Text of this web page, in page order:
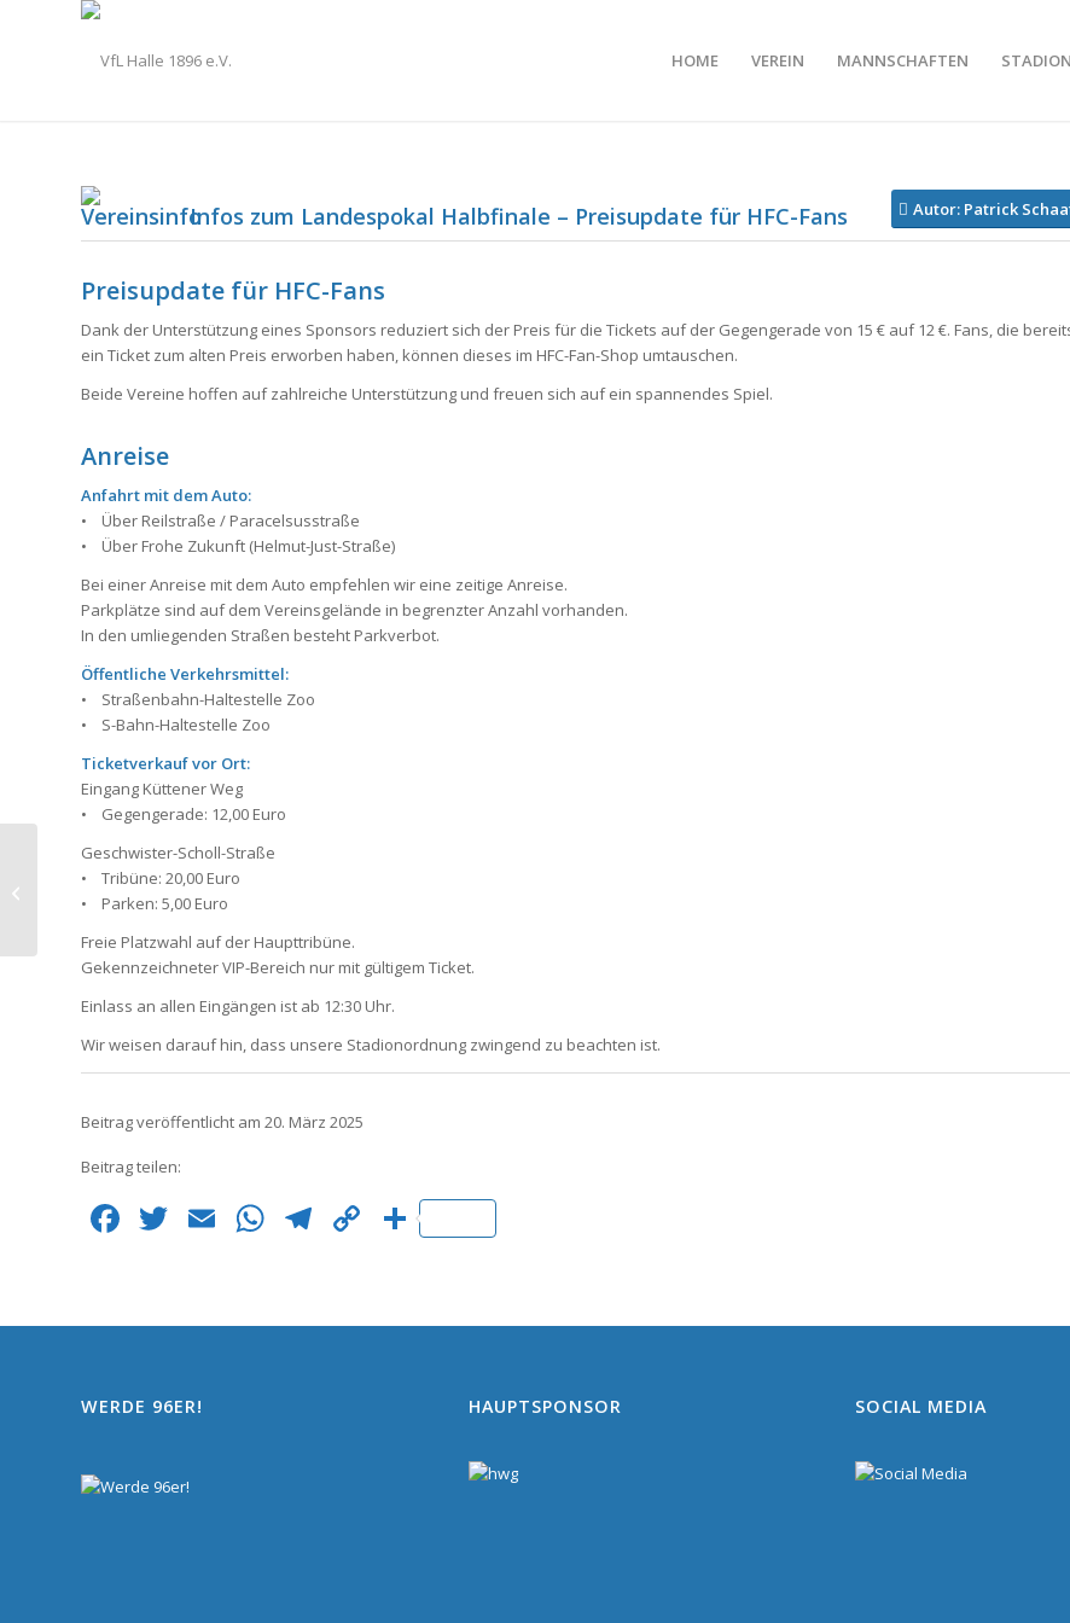
HOME VEREIN MANNSCHAFTEN
Autor: Patrick
Infos zum Landespokal Halbfinale – Preisupdate für HFC-Fans
Preisupdate für HFC-Fans
Dank der Unterstützung eines Sponsors reduziert sich der Preis für die Tickets auf der Gegengerade von 15 € auf 12 €. Fans, die
ein Ticket zum alten Preis erworben haben, können dieses im HFC-Fan-Shop umtauschen.
Beide Vereine hoffen auf zahlreiche Unterstützung und freuen sich auf ein spannendes Spiel.
Anreise
Anfahrt mit dem Auto:
• Über Reilstraße / Paracelsusstraße
• Über Frohe Zukunft (Helmut-Just-Straße)
Bei einer Anreise mit dem Auto empfehlen wir eine zeitige Anreise.
Parkplätze sind auf dem Vereinsgelände in begrenzter Anzahl vorhanden.
In den umliegenden Straßen besteht Parkverbot.
Öffentliche Verkehrsmittel:
• Straßenbahn-Haltestelle Zoo
• S-Bahn-Haltestelle Zoo
Ticketverkauf vor Ort:
Eingang Küttener Weg
• Gegengerade: 12,00 Euro
Geschwister-Scholl-Straße
• Tribüne: 20,00 Euro
• Parken: 5,00 Euro
Freie Platzwahl auf der Haupttribüne.
Gekennzeichneter VIP-Bereich nur mit gültigem Ticket.
Einlass an allen Eingängen ist ab 12:30 Uhr.
Wir weisen darauf hin, dass unsere Stadionordnung zwingend zu beachten ist.
Beitrag veröffentlicht am 20. März 2025
Beitrag teilen:
Facebook
Twitter
EmailWhatsApp
Telegram
Copy
Link
Teilen
WERDE 96ER! HAUPTSPONSOR SOCIAL MEDIA
Wir unterstützen die
Aktion Schrott mit Herz
– Gemeinsam Gutes